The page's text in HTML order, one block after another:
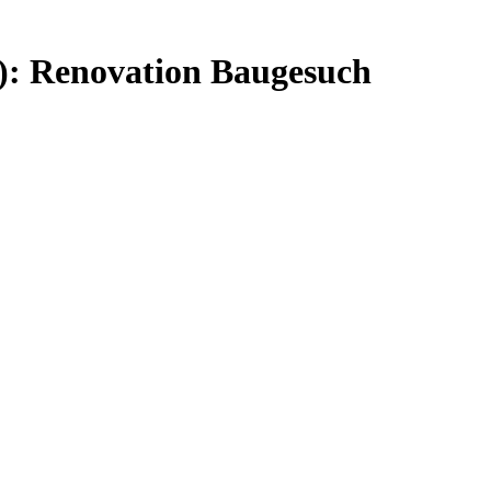
Renovation Baugesuch